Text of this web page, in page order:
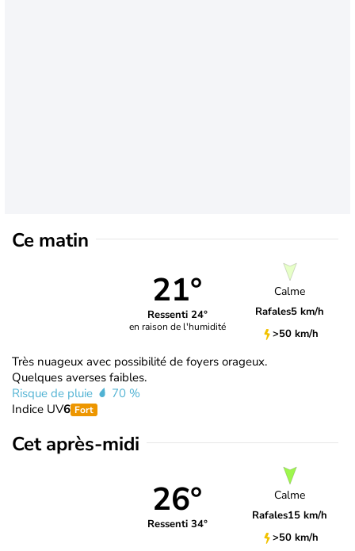
Ce matin
21°
Ressenti 24°
en raison de l'humidité
Calme
Rafales5 km/h
>50 km/h
Très nuageux avec possibilité de foyers orageux.
Quelques averses faibles.
Risque de pluie
70 %
Indice UV6 Fort
Cet après-midi
26°
Ressenti 34°
Calme
Rafales15 km/h
>50 km/h